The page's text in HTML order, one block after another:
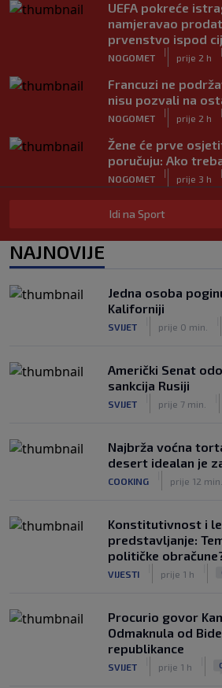
UEFA pokreće
namjeravao
prvenstvo ispod
NOGOMET
|
prije 2 h
|
Francuzi ne
nisu pozvali na
NOGOMET
|
prije 2 h
|
Žene će prve
poručuju: Ako
NOGOMET
|
prije 3 h
|
Zvanično: Samed
zadužio broj sa
NOGOMET prije 5 h
se pitaju gdje je i
OSTALI SPORTOVI
Idi na Sport
NAJNOVIJE
Jedna osoba
Kaliforniji
SVIJET prije 0 min.
Američki Senat
sankcija Rusiji
SVIJET prije 7 min.
Najbrža voćna
desert idealan je
COOKING prije 12 min.
Konstitutivnost i
predstavljanje:
političke
VIJESTI prije 1 h
Procurio govor
Odmaknula od
republikance
SVIJET prije 1 h